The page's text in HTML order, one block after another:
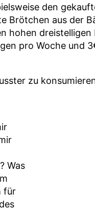
den
Brötchen aus der
hohen dreistelligen
pro Woche und
zu
Was
für